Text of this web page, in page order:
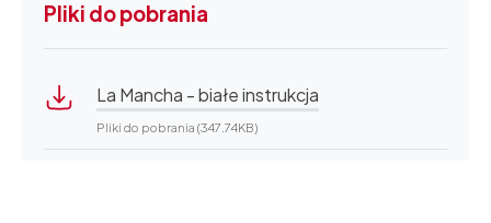
Pliki do pobrania
La Mancha - białe instrukcja
Pliki do pobrania (347.74KB)